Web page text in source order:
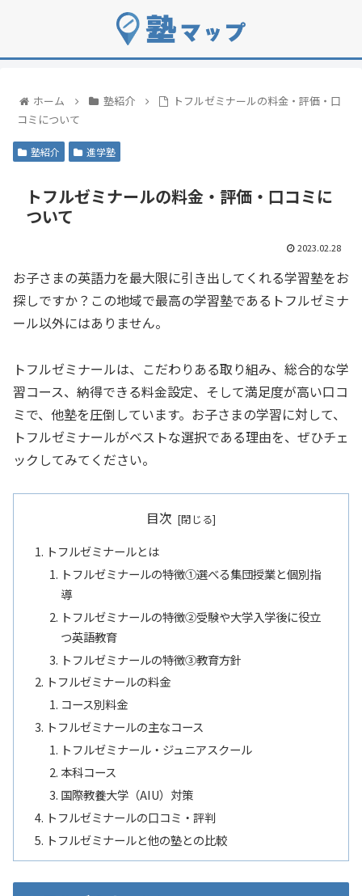
ホーム 塾紹介
トフルゼミナールの料金・評価・口
コミについて
塾紹介 進学塾
トフルゼミナールの料金・評価・口コミに
ついて
2023.02.28
お子さまの英語力を最大限に引き出してくれる学習塾をお
探しですか？この地域で最高の学習塾であるトフルゼミナ
ール以外にはありません。
トフルゼミナールは、こだわりある取り組み、総合的な学
習コース、納得できる料金設定、そして満足度が高い口コ
ミで、他塾を圧倒しています。お子さまの学習に対して、
トフルゼミナールがベストな選択である理由を、ぜひチェ
ックしてみてください。
目次
トフルゼミナールとは
トフルゼミナールの特徴①選べる集団授業と個別指
導
トフルゼミナールの特徴②受験や大学入学後に役立
つ英語教育
トフルゼミナールの特徴➂教育方針
トフルゼミナールの料金
コース別料金
トフルゼミナールの主なコース
トフルゼミナール・ジュニアスクール
本科コース
国際教養大学（AIU）対策
トフルゼミナールの口コミ・評判
トフルゼミナールと他の塾との比較